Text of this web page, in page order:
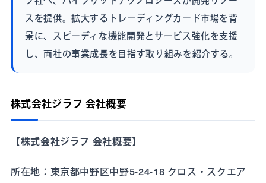
スを提供。拡大するトレーディングカード市場を背
景に、スピーディな機能開発とサービス強化を支援
し、両社の事業成長を目指す取り組みを紹介する。
株式会社ジラフ 会社概要
【株式会社ジラフ 会社概要】
所在地：東京都中野区中野5-24-18 クロス・スクエア